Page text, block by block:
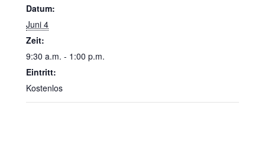
Datum:
Juni 4
Zeit:
9:30 a.m. - 1:00 p.m.
Eintritt:
Kostenlos